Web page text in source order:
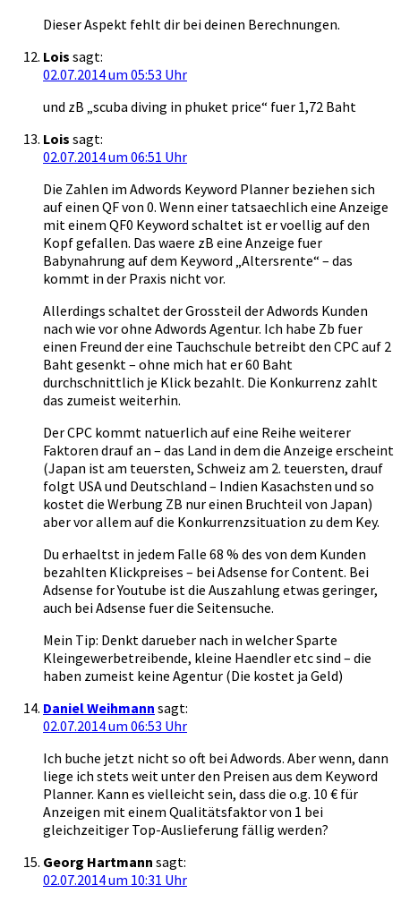
Dieser Aspekt fehlt dir bei deinen Berechnungen.
Lois sagt:
02.07.2014 um 05:53 Uhr
und zB „scuba diving in phuket price“ fuer 1,72 Baht
Lois sagt:
02.07.2014 um 06:51 Uhr
Die Zahlen im Adwords Keyword Planner beziehen sich
auf einen QF von 0. Wenn einer tatsaechlich eine Anzeige
mit einem QF0 Keyword schaltet ist er voellig auf den
Kopf gefallen. Das waere zB eine Anzeige fuer
Babynahrung auf dem Keyword „Altersrente“ – das
kommt in der Praxis nicht vor.
Allerdings schaltet der Grossteil der Adwords Kunden
nach wie vor ohne Adwords Agentur. Ich habe Zb fuer
einen Freund der eine Tauchschule betreibt den CPC auf 2
Baht gesenkt – ohne mich hat er 60 Baht
durchschnittlich je Klick bezahlt. Die Konkurrenz zahlt
das zumeist weiterhin.
Der CPC kommt natuerlich auf eine Reihe weiterer
Faktoren drauf an – das Land in dem die Anzeige erscheint
(Japan ist am teuersten, Schweiz am 2. teuersten, drauf
folgt USA und Deutschland – Indien Kasachsten und so
kostet die Werbung ZB nur einen Bruchteil von Japan)
aber vor allem auf die Konkurrenzsituation zu dem Key.
Du erhaeltst in jedem Falle 68 % des von dem Kunden
bezahlten Klickpreises – bei Adsense for Content. Bei
Adsense for Youtube ist die Auszahlung etwas geringer,
auch bei Adsense fuer die Seitensuche.
Mein Tip: Denkt darueber nach in welcher Sparte
Kleingewerbetreibende, kleine Haendler etc sind – die
haben zumeist keine Agentur (Die kostet ja Geld)
Daniel Weihmann sagt:
02.07.2014 um 06:53 Uhr
Ich buche jetzt nicht so oft bei Adwords. Aber wenn, dann
liege ich stets weit unter den Preisen aus dem Keyword
Planner. Kann es vielleicht sein, dass die o.g. 10 € für
Anzeigen mit einem Qualitätsfaktor von 1 bei
gleichzeitiger Top-Auslieferung fällig werden?
Georg Hartmann sagt:
02.07.2014 um 10:31 Uhr